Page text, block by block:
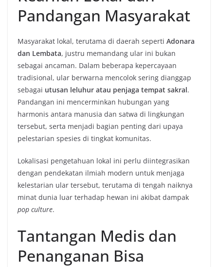
Pandangan Masyarakat
Masyarakat lokal, terutama di daerah seperti Adonara
dan Lembata, justru memandang ular ini bukan
sebagai ancaman. Dalam beberapa kepercayaan
tradisional, ular berwarna mencolok sering dianggap
sebagai utusan leluhur atau penjaga tempat sakral.
Pandangan ini mencerminkan hubungan yang
harmonis antara manusia dan satwa di lingkungan
tersebut, serta menjadi bagian penting dari upaya
pelestarian spesies di tingkat komunitas.
Lokalisasi pengetahuan lokal ini perlu diintegrasikan
dengan pendekatan ilmiah modern untuk menjaga
kelestarian ular tersebut, terutama di tengah naiknya
minat dunia luar terhadap hewan ini akibat dampak
pop culture.
Tantangan Medis dan
Penanganan Bisa